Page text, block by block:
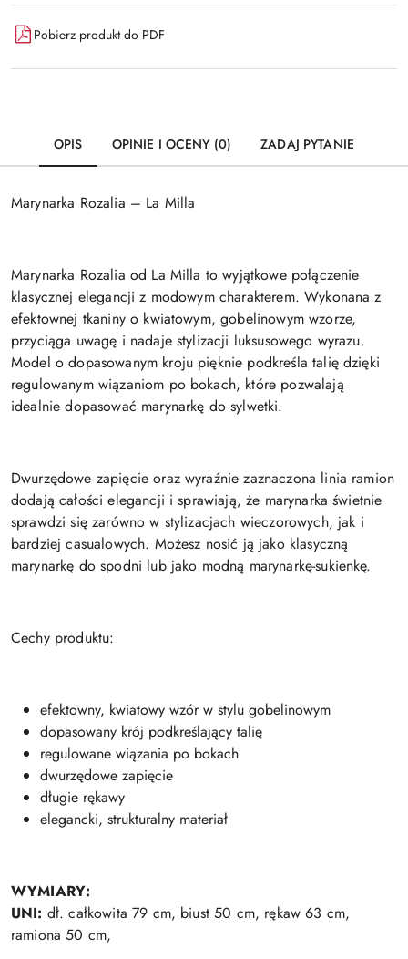
Pobierz produkt do PDF
OPIS OPINIE I OCENY (0) ZADAJ PYTANIE
Marynarka Rozalia – La Milla
Marynarka Rozalia od La Milla to wyjątkowe połączenie
klasycznej elegancji z modowym charakterem. Wykonana z
efektownej tkaniny o kwiatowym, gobelinowym wzorze,
przyciąga uwagę i nadaje stylizacji luksusowego wyrazu.
Model o dopasowanym kroju pięknie podkreśla talię dzięki
regulowanym wiązaniom po bokach, które pozwalają
idealnie dopasować marynarkę do sylwetki.
Dwurzędowe zapięcie oraz wyraźnie zaznaczona linia ramion
dodają całości elegancji i sprawiają, że marynarka świetnie
sprawdzi się zarówno w stylizacjach wieczorowych, jak i
bardziej casualowych. Możesz nosić ją jako klasyczną
marynarkę do spodni lub jako modną marynarkę-sukienkę.
Cechy produktu:
efektowny, kwiatowy wzór w stylu gobelinowym
dopasowany krój podkreślający talię
regulowane wiązania po bokach
dwurzędowe zapięcie
długie rękawy
elegancki, strukturalny materiał
WYMIARY:
UNI: dł. całkowita 79 cm, biust 50 cm, rękaw 63 cm,
ramiona 50 cm,